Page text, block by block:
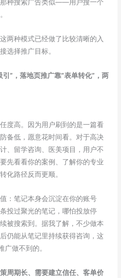
种搜索广告类似——用户搜一个
两种模式已经做了比较清晰的入
选择推广目标。
”，落地页推广靠”表单转化”，两
度高。因为用户刷到的是一篇看
备低，愿意花时间看。对于高决
、留学咨询、医美项目，用户不
先看看你的案例、了解你的专业
化路径反而更顺。
：笔记本身会沉淀在你的账号
投过聚光的笔记，哪怕投放停
被搜索到。据我了解，不少做本
仍能从笔记里持续获得咨询，这
广做不到的。
周期长、需要建立信任、客单价